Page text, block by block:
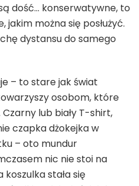
dość… konserwatywne, to
jakim można się posłużyć.
dystansu do samego
– to stare jak świat
osobom, które
lub biały T-shirt,
czapka dżokejka w
– oto mundur
nic nie stoi na
koszulka stała się